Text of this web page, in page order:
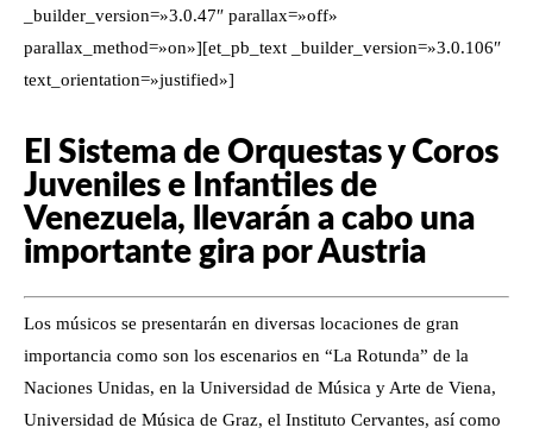
_builder_version=»3.0.47″ parallax=»off»
parallax_method=»on»][et_pb_text _builder_version=»3.0.106″
text_orientation=»justified»]
El Sistema de Orquestas y Coros
Juveniles e Infantiles de
Venezuela, llevarán a cabo una
importante gira por Austria
Los músicos se presentarán en diversas locaciones de gran
importancia como son los escenarios en “La Rotunda” de la
Naciones Unidas, en la Universidad de Música y Arte de Viena,
Universidad de Música de Graz, el Instituto Cervantes, así como